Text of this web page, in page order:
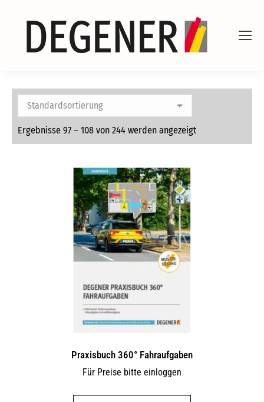
Ergebnisse 97 – 108 von 244 werden angezeigt
Praxisbuch 360° Fahraufgaben
Für Preise bitte einloggen